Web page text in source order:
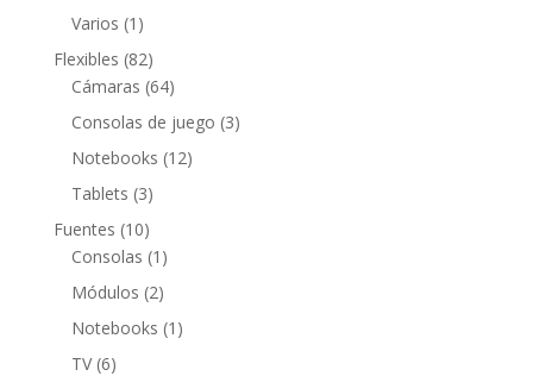
Varios 1 1
producto
Flexibles 8282
productos
Cámaras 6464
productos
Consolas de juego 33
Notebooks 1212
Tablets 33
productos
Fuentes 1010
productos
Consolas 1 1
producto
Módulos 22
productos
Notebooks 1 1
TV 66